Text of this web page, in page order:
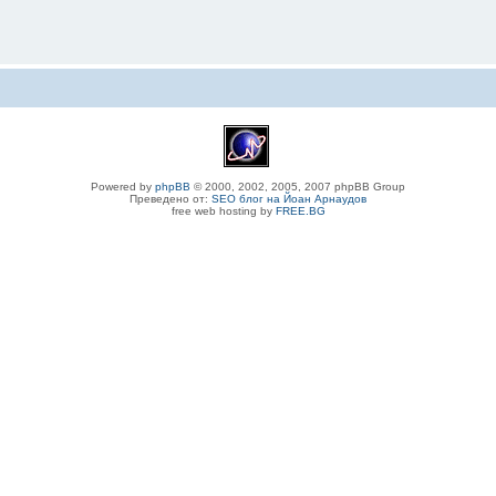
Powered by phpBB © 2000, 2002, 2005, 2007 phpBB Group
Преведено от: SEO блог на Йоан Арнаудов
free web hosting by FREE.BG